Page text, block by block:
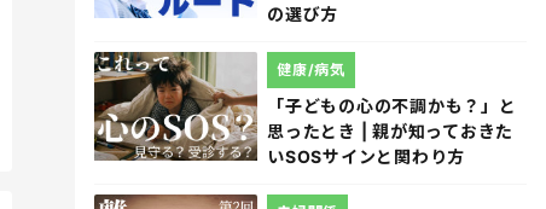
の選び方
「子どもの心の不調かも？」と
思ったとき | 親が知っておきた
いSOSサインと関わり方
健康/病気